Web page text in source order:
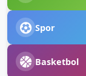
Spor
Basketbol